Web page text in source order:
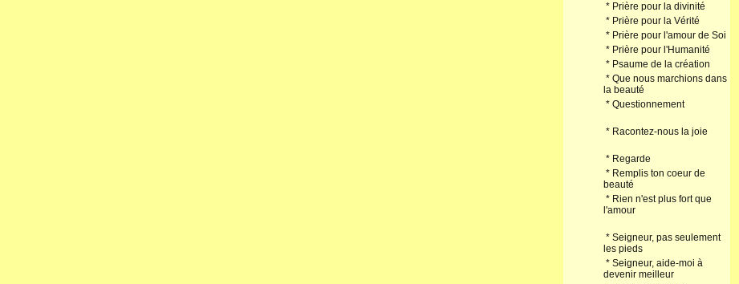
* Prière pour la divinité
* Prière pour la Vérité
* Prière pour l'amour de Soi
* Prière pour l'Humanité
* Psaume de la création
* Que nous marchions dans
la beauté
* Questionnement
* Racontez-nous la joie
* Regarde
* Remplis ton coeur de
beauté
* Rien n'est plus fort que
l'amour
* Seigneur, pas seulement
les pieds
* Seigneur, aide-moi à
devenir meilleur